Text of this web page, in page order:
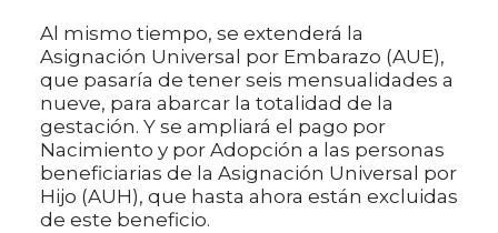
Al mismo tiempo, se extenderá la
Asignación Universal por Embarazo (AUE),
que pasaría de tener seis mensualidades a
nueve, para abarcar la totalidad de la
gestación. Y se ampliará el pago por
Nacimiento y por Adopción a las personas
beneficiarias de la Asignación Universal por
Hijo (AUH), que hasta ahora están excluidas
de este beneficio.